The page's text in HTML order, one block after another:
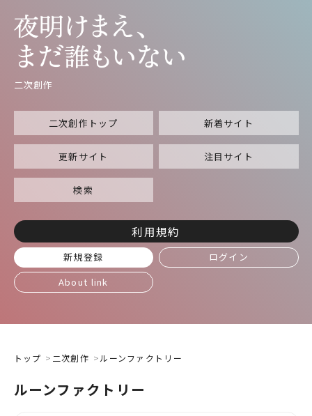
二次創作
二次創作トップ 新着サイト
更新サイト 注目サイト
検索
利用規約
新規登録
ログイン
About link
トップ 二次創作 ルーンファクトリー
ルーンファクトリー